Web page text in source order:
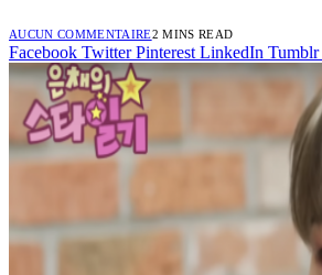
AUCUN COMMENTAIRE2 MINS READ
Facebook Twitter Pinterest LinkedIn Tumblr